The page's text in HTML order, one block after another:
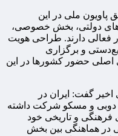
پاویون ملی در این
دولتی، بخش خصوصی،
فعالی دارند. طراحی هویت
و برگزاری
حضور کشورها در این
اخیر گفت: ایران در
دوبی و مسکو شرکت داشته
و تاریخی خود
در هماهنگی بین بخش